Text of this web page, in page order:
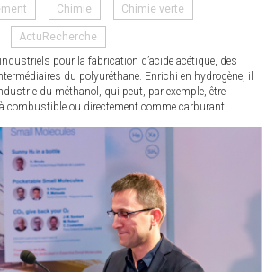
Chimie Chimie verte
ActuRecherche
pour la fabrication d’acide acétique, des
du polyuréthane. Enrichi en hydrogène, il
du méthanol, qui peut, par exemple, être
combustible ou directement comme carburant.